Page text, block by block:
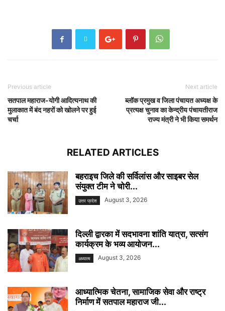
Previous article
सतपाल महाराज-योगी आदित्यनाथ की
मुलाकात में बंद नहरों को खोलने पर हुई
चर्चा
Next article
ब्लॉक प्रमुख व जिला पंचायत अध्यक्ष के
प्रत्यक्ष चुनाव का केन्द्रीय पंचायतीराज
राज्य मंत्री ने भी किया समर्थन
RELATED ARTICLES
बहराइच जिले की सर्विलांस और साइबर सेल
संयुक्त टीम ने चोरी...
उत्तर प्रदेश August 3, 2026
दिल्ली द्वारका में सदभावना शांति यात्रा, सत्संग
कार्यक्रम के भव्य आयोजन...
अध्यात्म August 3, 2026
आध्यात्मिक चेतना, सामाजिक सेवा और राष्ट्र
निर्माण में सतपाल महाराज जी...